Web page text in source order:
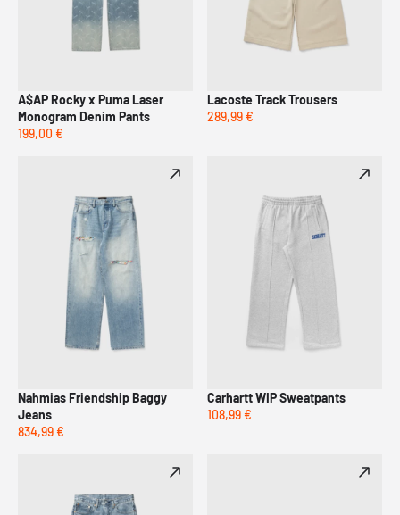
A$AP Rocky x Puma Laser
Monogram Denim Pants
199,00 €
Lacoste Track Trousers
289,99 €
Nahmias Friendship Baggy
Jeans
834,99 €
Carhartt WIP Sweatpants
108,99 €